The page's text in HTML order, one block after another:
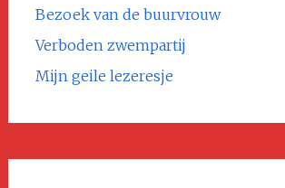
Bezoek van de buurvrouw
Verboden zwempartij
Mijn geile lezeresje